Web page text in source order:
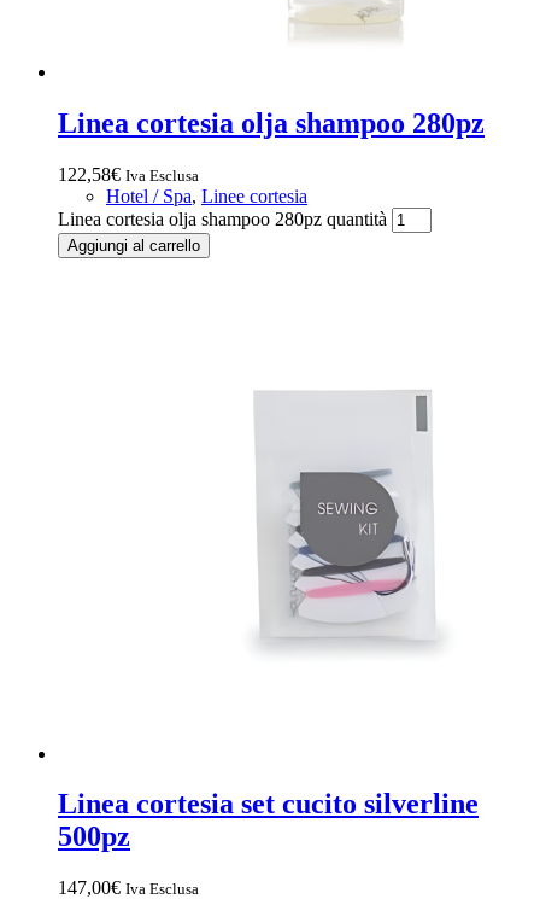
Linea cortesia olja shampoo 280pz
122,58€ Iva Esclusa
Hotel / Spa, Linee cortesia
Linea cortesia olja shampoo 280pz quantità
Aggiungi al carrello
Linea cortesia set cucito silverline
500pz
147,00€ Iva Esclusa